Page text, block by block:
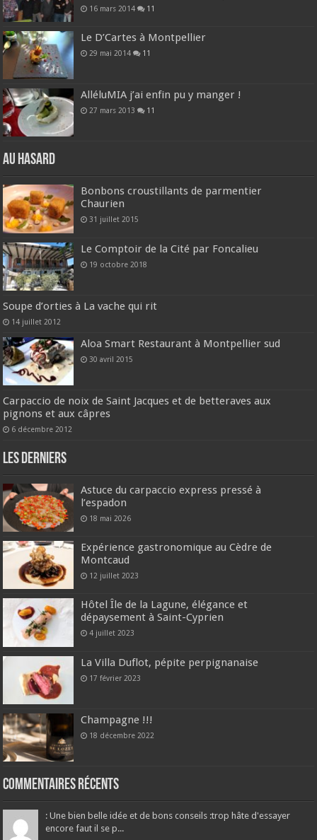
16 mars 2014 11
Le D’Cartes à Montpellier
29 mai 2014 11
AlléluMIA j’ai enfin pu y manger !
27 mars 2013 11
Au hasard
Bonbons croustillants de parmentier
Chaurien
31 juillet 2015
Le Comptoir de la Cité par Foncalieu
19 octobre 2018
Soupe d’orties à La vache qui rit
14 juillet 2012
Aloa Smart Restaurant à Montpellier sud
30 avril 2015
Carpaccio de noix de Saint Jacques et de betteraves aux
pignons et aux câpres
6 décembre 2012
Les derniers
Astuce du carpaccio express pressé à
l’espadon
18 mai 2026
Expérience gastronomique au Cèdre de
Montcaud
12 juillet 2023
Hôtel Île de la Lagune, élégance et
dépaysement à Saint-Cyprien
4 juillet 2023
La Villa Duflot, pépite perpignanaise
17 février 2023
Champagne !!!
18 décembre 2022
Commentaires récents
: Une bien belle idée et de bons conseils :trop hâte d'essayer
encore faut il se p...